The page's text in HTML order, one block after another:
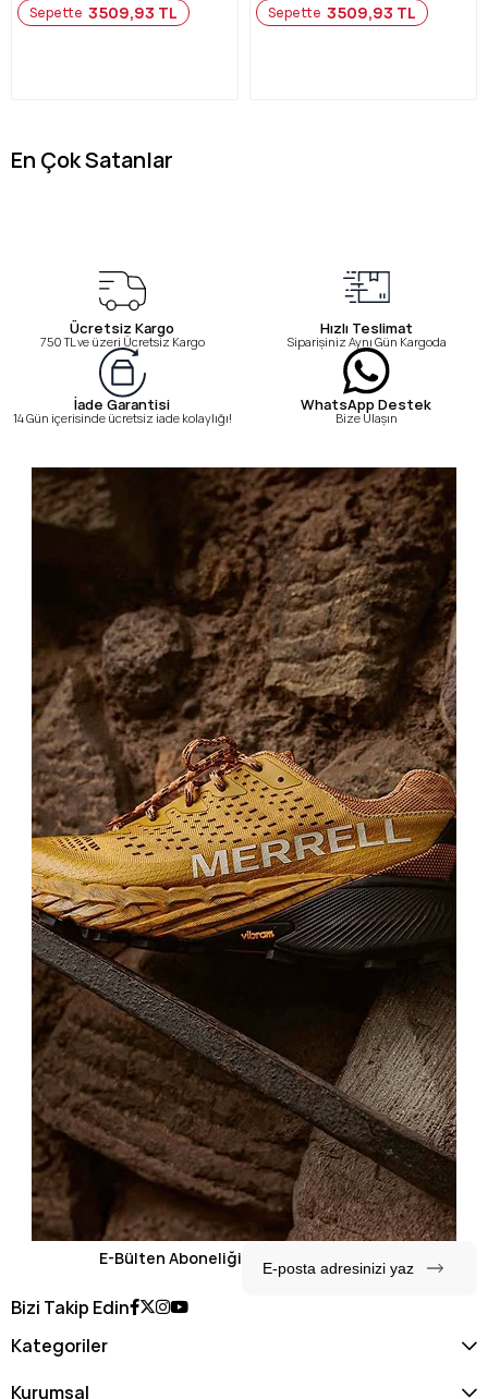
Sepette 3509,93 TL Sepette 3509,93 TL
En Çok Satanlar
Ücretsiz Kargo
750 TL ve üzeri Ücretsiz Kargo
Hızlı Teslimat
Siparişiniz Aynı Gün Kargoda
İade Garantisi
14 Gün içerisinde ücretsiz iade kolaylığı!
WhatsApp Destek
Bize Ulaşın
E-Bülten Aboneliği
Bizi Takip Edin
Kategoriler
Kurumsal